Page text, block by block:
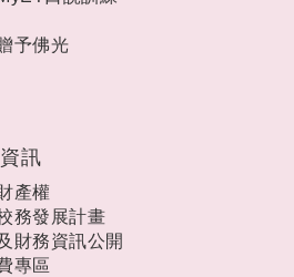
訊
產權
務發展計畫
財務資訊公開
專區
予佛光